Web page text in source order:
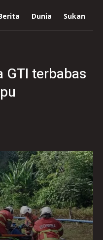
Dunia Sukan
GTI terbabas